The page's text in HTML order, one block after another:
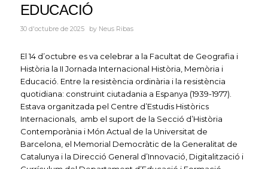
EDUCACIÓ
30 d'octubre de 2025 by Neus Ribas
El 14 d’octubre es va celebrar a la Facultat de Geografia i
Història la II Jornada Internacional Història, Memòria i
Educació. Entre la resistència ordinària i la resistència
quotidiana: construint ciutadania a Espanya (1939-1977).
Estava organitzada pel Centre d’Estudis Històrics
Internacionals, amb el suport de la Secció d’Història
Contemporània i Món Actual de la Universitat de
Barcelona, el Memorial Democràtic de la Generalitat de
Catalunya i la Direcció General d’Innovació, Digitalització i